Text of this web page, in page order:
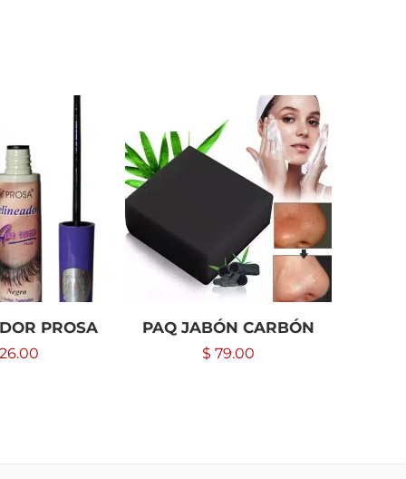
PROSA PAQ JABÓN CARBÓN
$ 79.00